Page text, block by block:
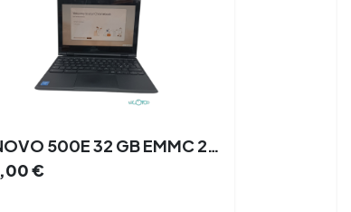
LENOVO 500E 32 GB EMMC 2 GB Intel Celeron Chrome OS 11 '' Compartida
€